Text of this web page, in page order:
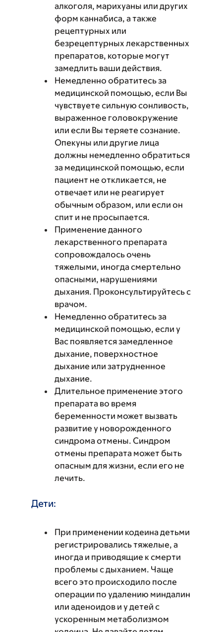
алкоголя, марихуаны или других
форм каннабиса, а также
рецептурных или
безрецептурных лекарственных
препаратов, которые могут
замедлить ваши действия.
Немедленно обратитесь за
медицинской помощью, если Вы
чувствуете сильную сонливость,
выраженное головокружение
или если Вы теряете сознание.
Опекуны или другие лица
должны немедленно обратиться
за медицинской помощью, если
пациент не откликается, не
отвечает или не реагирует
обычным образом, или если он
спит и не просыпается.
Применение данного
лекарственного препарата
сопровождалось очень
тяжелыми, иногда смертельно
опасными, нарушениями
дыхания. Проконсультируйтесь с
врачом.
Немедленно обратитесь за
медицинской помощью, если у
Вас появляется замедленное
дыхание, поверхностное
дыхание или затрудненное
дыхание.
Длительное применение этого
препарата во время
беременности может вызвать
развитие у новорожденного
синдрома отмены. Синдром
отмены препарата может быть
опасным для жизни, если его не
лечить.
Дети:
При применении кодеина детьми
регистрировались тяжелые, а
иногда и приводящие к смерти
проблемы с дыханием. Чаще
всего это происходило после
операции по удалению миндалин
или аденоидов и у детей с
ускоренным метаболизмом